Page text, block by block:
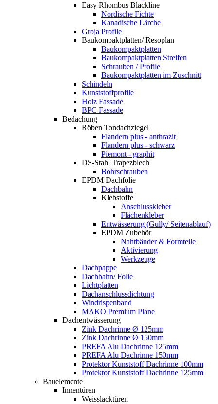
Easy Rhombus Blackline
Nordische Fichte
Kanadische Lärche
Groja Profile
Baukompaktplatten/ Resoplan
Baukompaktplatten
Baukompaktplatten Streifen
Schrauben / Profile
Baukompaktplatten im Zuschnitt
Schindeln
Kunststoffprofile
Holz Fassade
BPC Fassade
Bedachung
Röben Tondachziegel
Flandern plus - anthrazit
Flandern plus - schwarz
Piemont - graphit
DS-Stahl Trapezblech
Bohrschrauben
EPDM Dachfolie
Dachbahn
Klebstoffe
Anschlusskleber
Flächenkleber
Entwässerung (Gully/ Seitenablauf)
EPDM Zubehör
Nahtbänder & Formteile
Aktivierung
Werkzeuge
Dachpappe
Dachbahn/ Folie
Lichtplatten
Dachanschlussdichtung
Windrispenband
MAKO Premium Plane
Dachentwässerung
Zink Dachrinne Ø 125mm
Zink Dachrinne Ø 150mm
PREFA Alu Dachrinne 125mm
PREFA Alu Dachrinne 150mm
Protektor Kunststoff Dachrinne 100mm
Protektor Kunststoff Dachrinne 125mm
Bauelemente
Innentüren
Weisslacktüren